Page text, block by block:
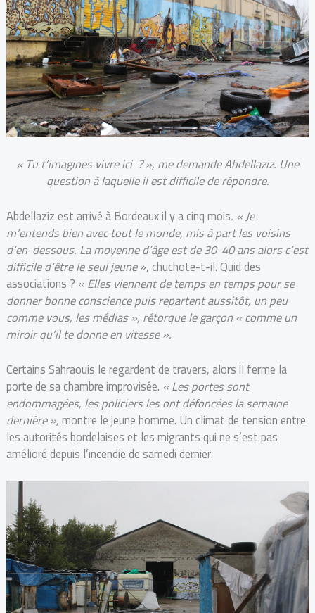
« Tu t’imagines vivre ici ? », me demande Abdellaziz. Une
question à laquelle il est difficile de répondre.
Abdellaziz est arrivé à Bordeaux il y a cinq mois. « Je
m’entends bien avec tout le monde, mis à part les voisins
d’en-dessous. La moyenne d’âge est de 30-40 ans alors c’est
difficile d’être le seul jeune», chuchote-t-il. Quid des
associations ? « Elles viennent de temps en temps pour se
donner bonne conscience puis repartent aussitôt, un peu
comme vous, les médias », rétorque le garçon « comme un
miroir qu’il te donne en vitesse ».
Certains Sahraouis le regardent de travers, alors il ferme la
porte de sa chambre improvisée. « Les portes sont
endommagées, les policiers les ont défoncées la semaine
dernière »,montre le jeune homme. Un climat de tension entre
les autorités bordelaises et les migrants qui ne s’est pas
amélioré depuis l’incendie de samedi dernier.